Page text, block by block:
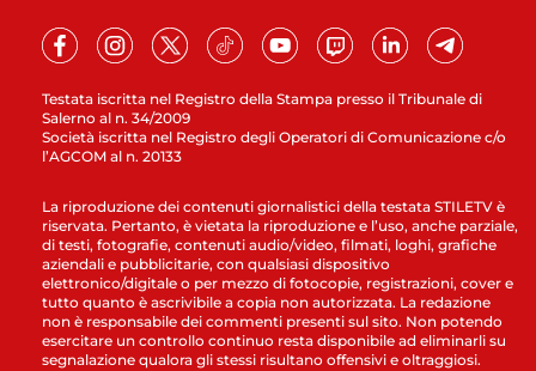
Testata iscritta nel Registro della Stampa presso il Tribunale di
Salerno al n. 34/2009
Società iscritta nel Registro degli Operatori di Comunicazione c/o
l’AGCOM al n. 20133
La riproduzione dei contenuti giornalistici della testata STILETV è
riservata. Pertanto, è vietata la riproduzione e l’uso, anche parziale,
di testi, fotografie, contenuti audio/video, filmati, loghi, grafiche
aziendali e pubblicitarie, con qualsiasi dispositivo
elettronico/digitale o per mezzo di fotocopie, registrazioni, cover e
tutto quanto è ascrivibile a copia non autorizzata. La redazione
non è responsabile dei commenti presenti sul sito. Non potendo
esercitare un controllo continuo resta disponibile ad eliminarli su
segnalazione qualora gli stessi risultano offensivi e oltraggiosi.